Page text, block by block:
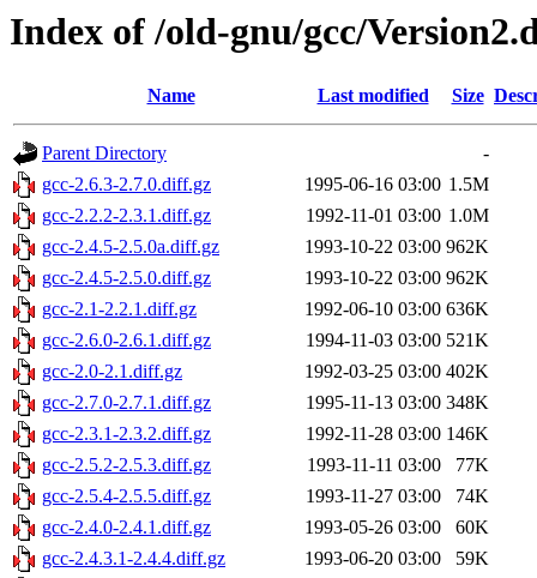
Index of /old-gnu/gcc/
Name Last modified Size
Parent Directory
-
gcc-2.6.3-2.7.0.diff.gz
1995-06-16 03:00 1.5M
gcc-2.2.2-2.3.1.diff.gz
1992-11-01 03:00 1.0M
gcc-2.4.5-2.5.0a.diff.gz
1993-10-22 03:00 962K
gcc-2.4.5-2.5.0.diff.gz
1993-10-22 03:00 962K
gcc-2.1-2.2.1.diff.gz
1992-06-10 03:00 636K
gcc-2.6.0-2.6.1.diff.gz
1994-11-03 03:00 521K
gcc-2.0-2.1.diff.gz
1992-03-25 03:00 402K
gcc-2.7.0-2.7.1.diff.gz
1995-11-13 03:00 348K
gcc-2.3.1-2.3.2.diff.gz
1992-11-28 03:00 146K
gcc-2.5.2-2.5.3.diff.gz
1993-11-11 03:00
77K
gcc-2.5.4-2.5.5.diff.gz
1993-11-27 03:00
74K
gcc-2.4.0-2.4.1.diff.gz
1993-05-26 03:00
60K
gcc-2.4.3.1-2.4.4.diff.gz
1993-06-20 03:00
59K